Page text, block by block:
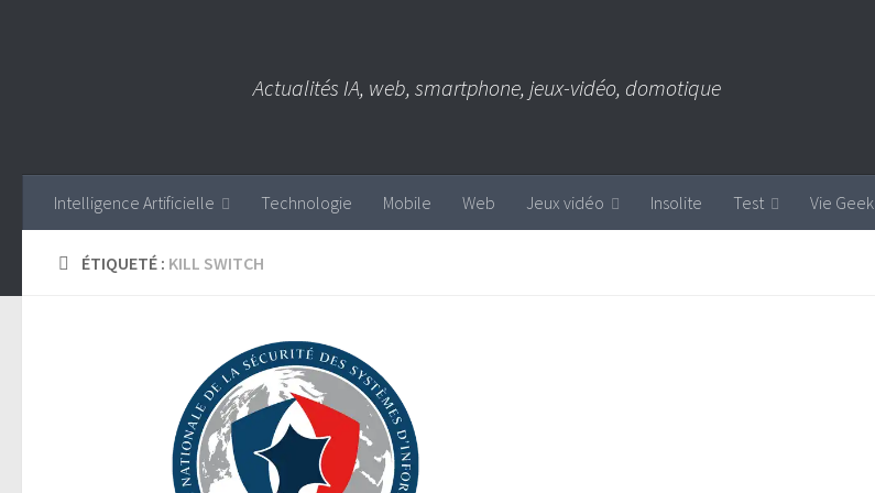
Actualités IA, web, smartphone, jeux-vidéo, domotique
Intelligence Artificielle Technologie Mobile Web Jeux vidéo Insolite Test Vie Geek
ÉTIQUETÉ : KILL SWITCH